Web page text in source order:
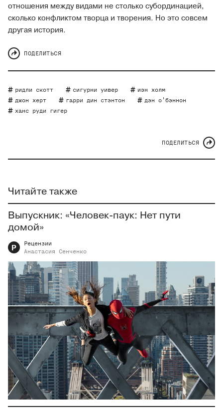
отношения между видами не столько субординацией,
сколько конфликтом творца и творения. Но это совсем
другая история.
ПОДЕЛИТЬСЯ
ридли скотт сигурни уивер
иэн холм
джон херт
гарри дин стэнтон
дэн о'бэннон
ханс руди гигер
ПОДЕЛИТЬСЯ
Читайте также
Выпускник: «Человек-паук: Нет пути
домой»
Р
Рецензии
Анастасия
Сенченко